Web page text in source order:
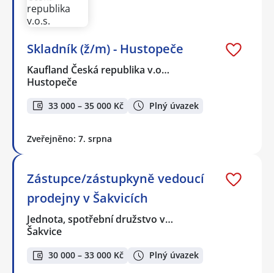
Skladník (ž/m) - Hustopeče
Kaufland Česká republika v.o…
Hustopeče
33 000 – 35 000 Kč Plný úvazek
Zveřejněno: 7. srpna
Zástupce/zástupkyně vedoucí
prodejny v Šakvicích
Jednota, spotřební družstvo v…
Šakvice
30 000 – 33 000 Kč Plný úvazek